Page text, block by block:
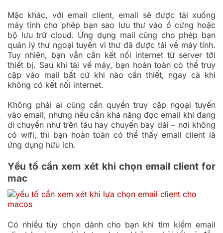
Mặc khác, với email client, email sẽ được tải xuống
máy tính cho phép bạn sao lưu thư vào ổ cứng hoặc
bộ lưu trữ cloud. Ứng dụng mail cũng cho phép bạn
quản lý thư ngoại tuyến vì thư đã được tải về máy tính.
Tuy nhiên, bạn vẫn cần kết nối internet từ server tới
thiết bị. Sau khi tải về máy, bạn hoàn toàn có thể truy
cập vào mail bất cứ khi nào cần thiết, ngay cả khi
không có kết nối internet.
Không phải ai cũng cần quyền truy cập ngoại tuyến
vào email, nhưng nếu cần khả năng đọc email khi đang
di chuyển như trên tàu hay chuyến bay dài – nơi không
có wifi, thì bạn hoàn toàn có thể thấy email client là
ứng dụng hữu ích.
Yếu tố cần xem xét khi chọn email client for
mac
Có nhiều tùy chọn dành cho bạn khi tìm kiếm email